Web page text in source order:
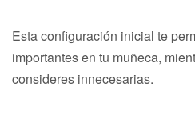
Esta configuración inicial te
importantes en tu muñeca,
consideres innecesarias.